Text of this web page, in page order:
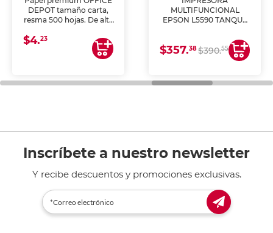
DEPOT tamaño carta,
resma 500 hojas. De alta
uniforme, ideal para
impresoras de inyección
de tinta y láser,
general de oficina.
$4.23
MULTIFUNCIONAL
EPSON L5590 TANQUE
COPIA Y ESCANEA)
$357.38$390.55
Inscríbete a nuestro newsletter
Y recibe descuentos y promociones exclusivas.